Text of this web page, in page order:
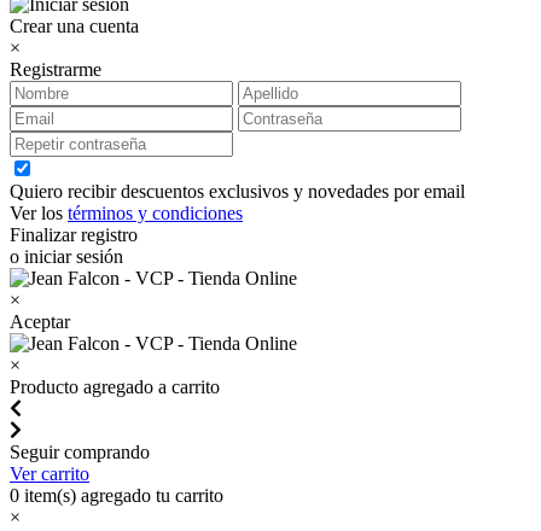
Crear una cuenta
×
Registrarme
Quiero recibir descuentos exclusivos y novedades por email
Ver los términos y condiciones
Finalizar registro
o iniciar sesión
×
Aceptar
×
Producto agregado a carrito
Seguir comprando
Ver carrito
0 item(s) agregado tu carrito
×